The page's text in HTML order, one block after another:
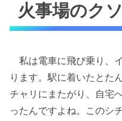
火事場のク
私は電車に飛び乗り、
ります。駅に着いたとた
チャリにまたがり、自宅
ったんですよね。このシ